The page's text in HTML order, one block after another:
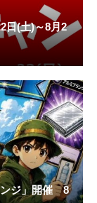
日(土)～8月2
ンジ」開催 8